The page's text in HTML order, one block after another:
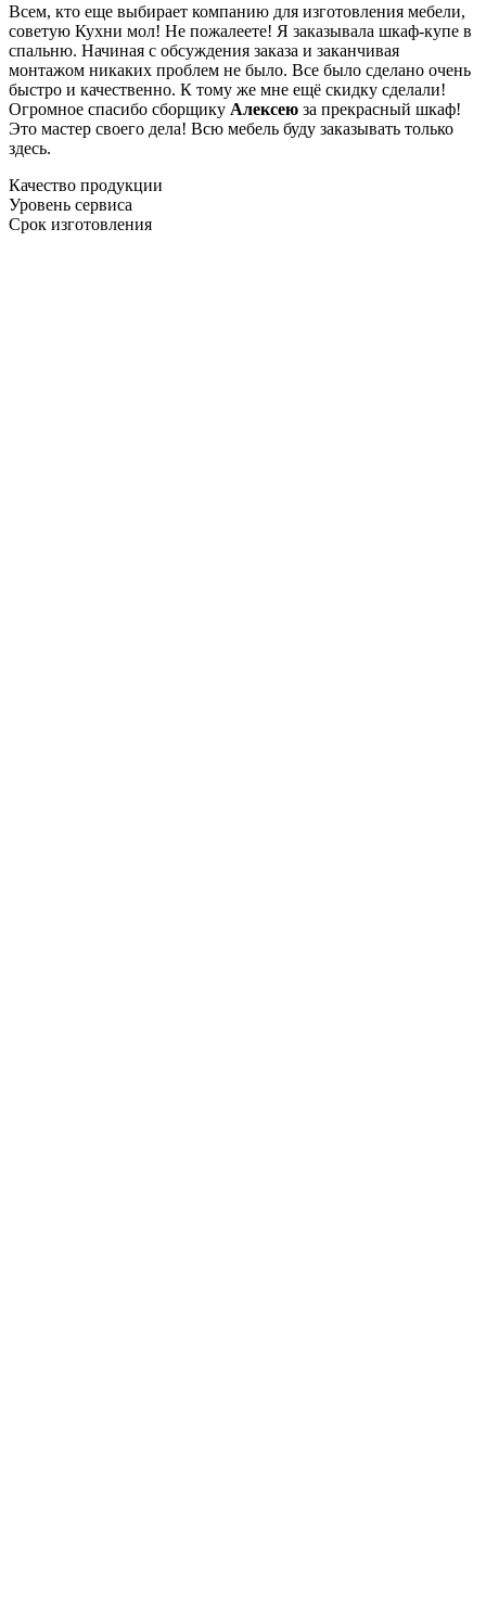
Всем, кто еще выбирает компанию для изготовления мебели,
советую Кухни мол! Не пожалеете! Я заказывала шкаф-купе в
спальню. Начиная с обсуждения заказа и заканчивая
монтажом никаких проблем не было. Все было сделано очень
быстро и качественно. К тому же мне ещё скидку сделали!
Огромное спасибо сборщику Алексею за прекрасный шкаф!
Это мастер своего дела! Всю мебель буду заказывать только
здесь.
Качество продукции
Уровень сервиса
Срок изготовления